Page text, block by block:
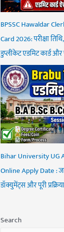
BPSSC Hawaldar
Card 2026: परीक्षा
डुप्लीकेट एडमिट कार्ड और
Bihar University UG
Online Apply Date :
डॉक्युमेंट्स और पूरी प्रक्रिया
Search